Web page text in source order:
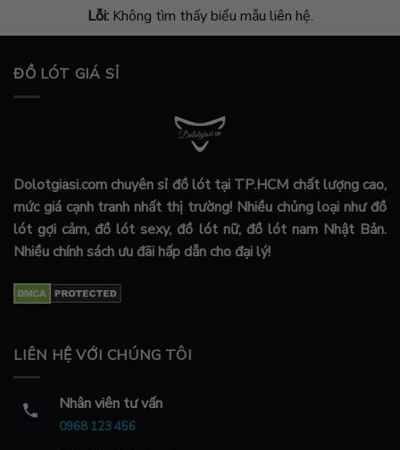
Lỗi:Không tìm thấy biểu mẫu liên hệ.
ĐỒ LÓT GIÁ SỈ
Dolotgiasi.com chuyên sỉ đồ lót tại TP.HCM chất lượng cao,
mức giá cạnh tranh nhất thị trường! Nhiều chủng loại như đồ
lót gợi cảm, đồ lót sexy, đồ lót nữ, đồ lót nam Nhật Bản.
Nhiều chính sách ưu đãi hấp dẫn cho đại lý!
LIÊN HỆ VỚI CHÚNG TÔI
Nhân viên tư vấn
0968 123 456